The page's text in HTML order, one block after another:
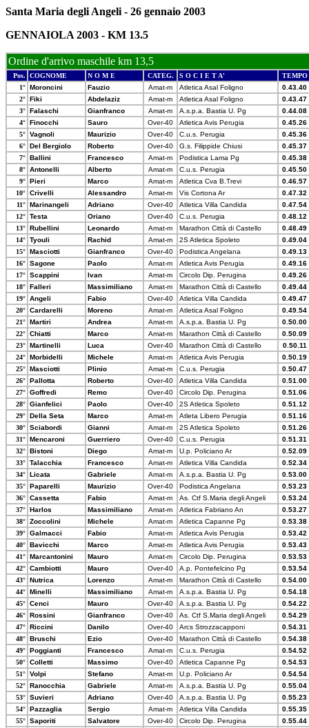
Santa Maria degli Angeli - 26 gennaio 2003
GENNAIOLA 2003 - KM 13.5
Ordine d'arrivo maschile km 13,5
Pos. COGNOME N O M E CATEG. S O C I E T A'
TEMPO
1° Moroncini Fauzio Amat-m Atletica Asal Foligno
0.43.40
2° Fiki Abdelaziz Amat-m Atletica Asal Foligno
0.43.47
3° Falaschi Gianfranco Amat-m A.s.p.a. Bastia U. Pg
0.44.08
4° Finocchi Sauro Over-40 Atletica Avis Perugia
0.45.26
5° Vagnoli Maurizio Over-40 C.u.s. Perugia
0.45.36
6° Del Bergiolo Roberto Over-40 G.s. Filippide Chiusi
0.45.37
7° Ballini Francesco Amat-m Podistica Lama Pg
0.45.38
8° Antonelli Alberto Amat-m C.u.s. Perugia
0.45.50
9° Pieri Marco Amat-m Atletica Cva B.Trevi
0.46.57
10° Crivelli Alessandro Amat-m Vis Cortona Ar
0.47.32
11° Marinangeli Adriano Over-40 Atletica Villa Candida
0.47.54
12° Testa Oriano Over-40 C.u.s. Perugia
0.48.12
13° Rubellini Leonardo Amat-m Marathon Città di Castello
0.48.49
14° Tyouli Rachid Amat-m 2S Atletica Spoleto
0.49.04
15° Masciotti Gianfranco Over-40 Podistica Angelana
0.49.13
16° Sagone Paolo Amat-m Atletica Avis Perugia
0.49.16
17° Scappini Ivan Amat-m Circolo Dip. Perugina
0.49.26
18° Falleri Massimiliano Amat-m Marathon Città di Castello
0.49.44
19° Angeli Fabio Over-40 Atletica Villa Candida
0.49.47
20° Cardarelli Moreno Amat-m Atletica Asal Foligno
0.49.54
21° Martiri Andrea Amat-m A.s.p.a. Bastia U. Pg
0.50.00
22° Chiatti Marco Amat-m Marathon Città di Castello
0.50.09
23° Martinelli Luca Over-40 Marathon Città di Castello
0.50.11
24° Morbidelli Michele Amat-m Atletica Avis Perugia
0.50.19
25° Masciotti Plinio Amat-m C.u.s. Perugia
0.50.47
26° Pallotta Roberto Over-40 Atletica Villa Candida
0.51.00
27° Goffredi Remo Over-40 Circolo Dip. Perugina
0.51.06
28° Gianfelici Paolo Over-40 2S Atletica Spoleto
0.51.12
29° Della Seta Marco Amat-m Atleta Libero Perugia
0.51.16
30° Sciabordi Gianni Amat-m 2S Atletica Spoleto
0.51.26
31° Mencaroni Guerriero Over-40 C.u.s. Perugia
0.51.31
32° Bistoni Diego Amat-m U.p. Policiano Ar
0.52.09
33° Talacchia Francesco Amat-m Atletica Villa Candida
0.52.34
34° Licata Gabriele Amat-m A.s.p.a. Bastia U. Pg
0.53.00
35° Paparelli Maurizio Over-40 Podistica Angelana
0.53.23
36° Cassetta Fabio Amat-m As. Ctf S.Maria degli Angeli
0.53.24
37° Harlos Massimiliano Amat-m Atletica Fabriano An
0.53.27
38° Zoccolini Michele Amat-m Atletica Capanne Pg
0.53.38
39° Galmacci Fabio Amat-m Atletica Avis Perugia
0.53.42
40° Bavicchi Marco Amat-m Atletica Avis Perugia
0.53.43
41° Marcantonini Mauro Amat-m Circolo Dip. Perugina
0.53.53
42° Cambiotti Mauro Over-40 A.p. Pontefelcino Pg
0.53.54
43° Nutrica Lorenzo Amat-m Marathon Città di Castello
0.54.00
44° Minelli Massimiliano Amat-m A.s.p.a. Bastia U. Pg
0.54.18
45° Cenci Mauro Over-40 A.s.p.a. Bastia U. Pg
0.54.22
46° Rossini Gianfranco Over-40 As. Ctf S.Maria degli Angeli
0.54.29
47° Riccini Danilo Over-40 Arcs Strozzacapponi
0.54.31
48° Bruschi Ezio Over-40 Marathon Città di Castello
0.54.38
49° Poggianti Francesco Amat-m C.u.s. Perugia
0.54.52
50° Colletti Massimo Over-40 Atletica Capanne Pg
0.54.53
51° Volpi Stefano Amat-m U.p. Policiano Ar
0.54.54
52° Ranocchia Gabriele Amat-m A.s.p.a. Bastia U. Pg
0.55.04
53° Suvieri Adriano Over-40 A.s.p.a. Bastia U. Pg
0.55.23
54° Pazzaglia Sergio Amat-m Atletica Villa Candida
0.55.35
55° Saporiti Salvatore Over-40 Circolo Dip. Perugina
0.55.44